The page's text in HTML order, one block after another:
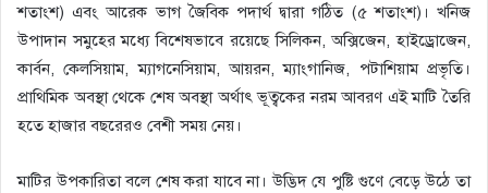
শতাংশ) এবং আরেক ভাগ জৈবিক পদার্থ দ্বারা গঠিত (৫ শতাংশ)। খনিজ
উপাদান সমুহের মধ্যে বিশেষভাবে রয়েছে সিলিকন, অক্সিজেন, হাইড্রোজেন,
কার্বন, কেলসিয়াম, ম্যাগনেসিয়াম, আয়রন, ম্যাংগানিজ, পটাশিয়াম প্রভৃতি।
প্রাথিমিক অবস্থা থেকে শেষ অবস্থা অর্থাৎ ভূত্বকের নরম আবরণ এই মাটি তৈরি
হতে হাজার বছরেরও বেশী সময় নেয়।
মাটির উপকারিতা বলে শেষ করা যাবে না। উদ্ভিদ যে পুষ্টি গুণে বেড়ে উঠে তা